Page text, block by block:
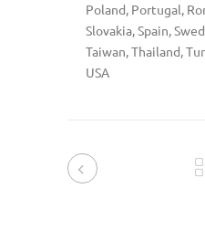
Poland, Portugal,
Slovakia, Spain,
Taiwan, Thailand,
USA